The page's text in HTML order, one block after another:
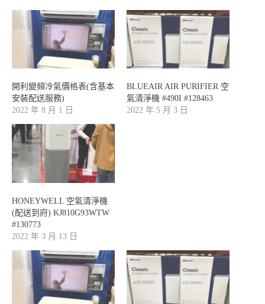
開利變頻冷氣價格表(含基本
安裝配送服務)
2022 年 8 月 1 日
BLUEAIR AIR PURIFIER 空
氣清淨機 #490I #128463
2022 年 5 月 3 日
HONEYWELL 空氣清淨機
(配送到府) KJ810G93WTW
#130773
2022 年 3 月 13 日